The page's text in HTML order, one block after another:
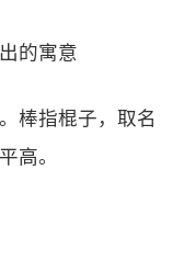
的寓意
棒指棍子，取名
高。